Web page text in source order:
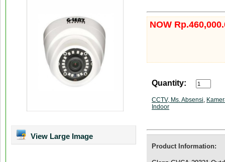
View Large Image
NOW
Quantity:
CCTV, Ms. Absensi,
Indoor
Product Information: